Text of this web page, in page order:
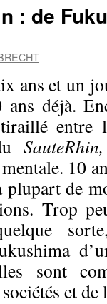
: de
ans et un
ans déjà.
entre
10
plupart de
Trop
sont
et